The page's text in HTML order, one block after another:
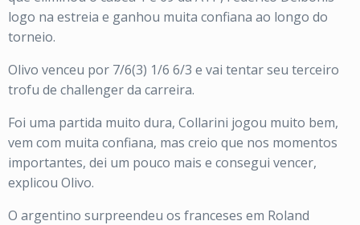
logo na estreia e ganhou muita confiana ao longo do
torneio.
Olivo venceu por 7/6(3) 1/6 6/3 e vai tentar seu terceiro
trofu de challenger da carreira.
Foi uma partida muito dura, Collarini jogou muito bem,
vem com muita confiana, mas creio que nos momentos
importantes, dei um pouco mais e consegui vencer,
explicou Olivo.
O argentino surpreendeu os franceses em Roland